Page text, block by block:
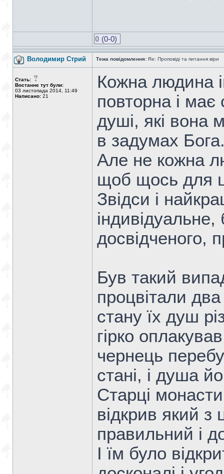
0 (0-0)
Володимир Стрий Тема повідомлення: Re: Проповіді та питання віри
Стать:
Востаннє тут були:
03 листопада 2014, 11:49
Написано: 21
Кожна людина
повторна і має
душі, які вона
в задумах
Але не кожна
щоб щось для
Звідси і
досвідченого,
Був такий
процвітали
стану їх душ
гірко
чернець
стані, і душа
Старці
відкрив який
правильний і
І їм було